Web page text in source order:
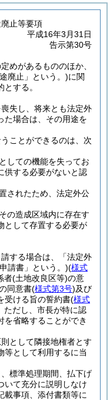
止等要項
平成16年3月31日
告示第30号
めがあるもののほか、
廃止」という。)に関
する。
失し、将来とも法定外
た場合は、その用途を
ことができるのは、次
しての機能を失ってお
供する必要がないと認
されたため、法定外公
の造成区域内に存在す
として存置する必要が
する場合は、「法定外
請書」という。)(様式
者(土地改良区等)の意
同意書(様式第3号)及び
受ける旨の誓約書(様式
ただし、市長が特に認
を省略することができ
として隣接地権者とす
等として利用するに当
標準処理期間、払下げ
いて充分に説明しなけ
載事項、添付書類等に